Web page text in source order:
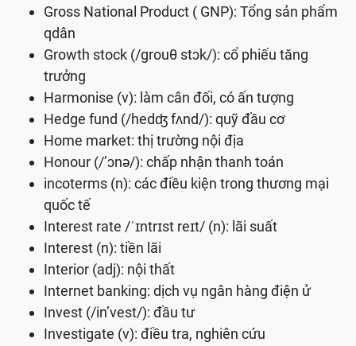
Gross National Product ( GNP): Tổng sản phẩm
qdân
Growth stock (/grouθ stɔk/): cổ phiếu tăng
trưởng
Harmonise (v): làm cân đối, có ấn tượng
Hedge fund (/hedʤ fʌnd/): quỹ đầu cơ
Home market: thị trường nội địa
Honour (/’ɔnə/): chấp nhận thanh toán
incoterms (n): các điều kiện trong thương mại
quốc tế
Interest rate /ˈɪntrɪst reɪt/ (n): lãi suất
Interest (n): tiền lãi
Interior (adj): nội thất
Internet banking: dịch vụ ngân hàng điện ử
Invest (/in’vest/): đầu tư
Investigate (v): điều tra, nghiên cứu